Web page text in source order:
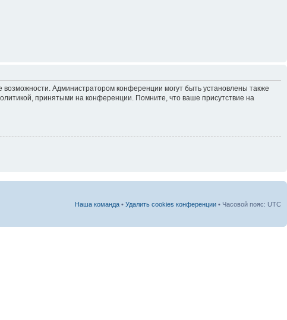
Администратором конференции могут быть установлены также
принятыми на конференции. Помните, что ваше присутствие на
Наша команда • Удалить cookies конференции • Часовой пояс: UTC